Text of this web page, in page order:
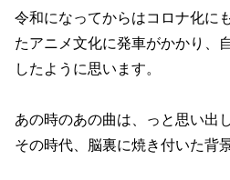
令和になってからはコロナ化に
たアニメ文化に発車がかかり、
したように思います。
あの時のあの曲は、っと思い出
その時代、脳裏に焼き付いた背